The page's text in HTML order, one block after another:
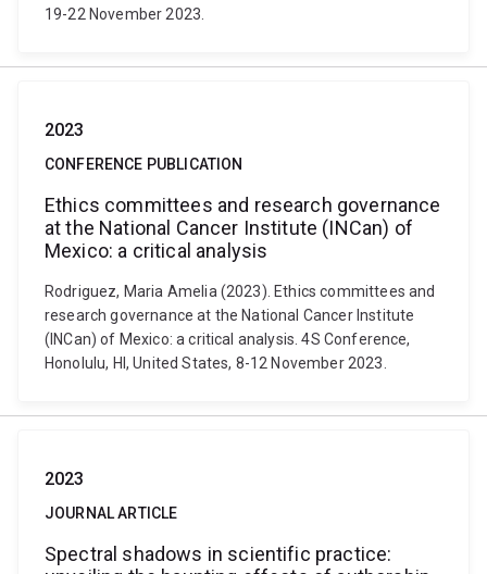
19-22 November 2023.
2023
CONFERENCE PUBLICATION
Ethics committees and research governance
at the National Cancer Institute (INCan) of
Mexico: a critical analysis
Rodriguez, Maria Amelia (2023). Ethics committees and
research governance at the National Cancer Institute
(INCan) of Mexico: a critical analysis. 4S Conference,
Honolulu, HI, United States, 8-12 November 2023.
2023
JOURNAL ARTICLE
Spectral shadows in scientific practice: